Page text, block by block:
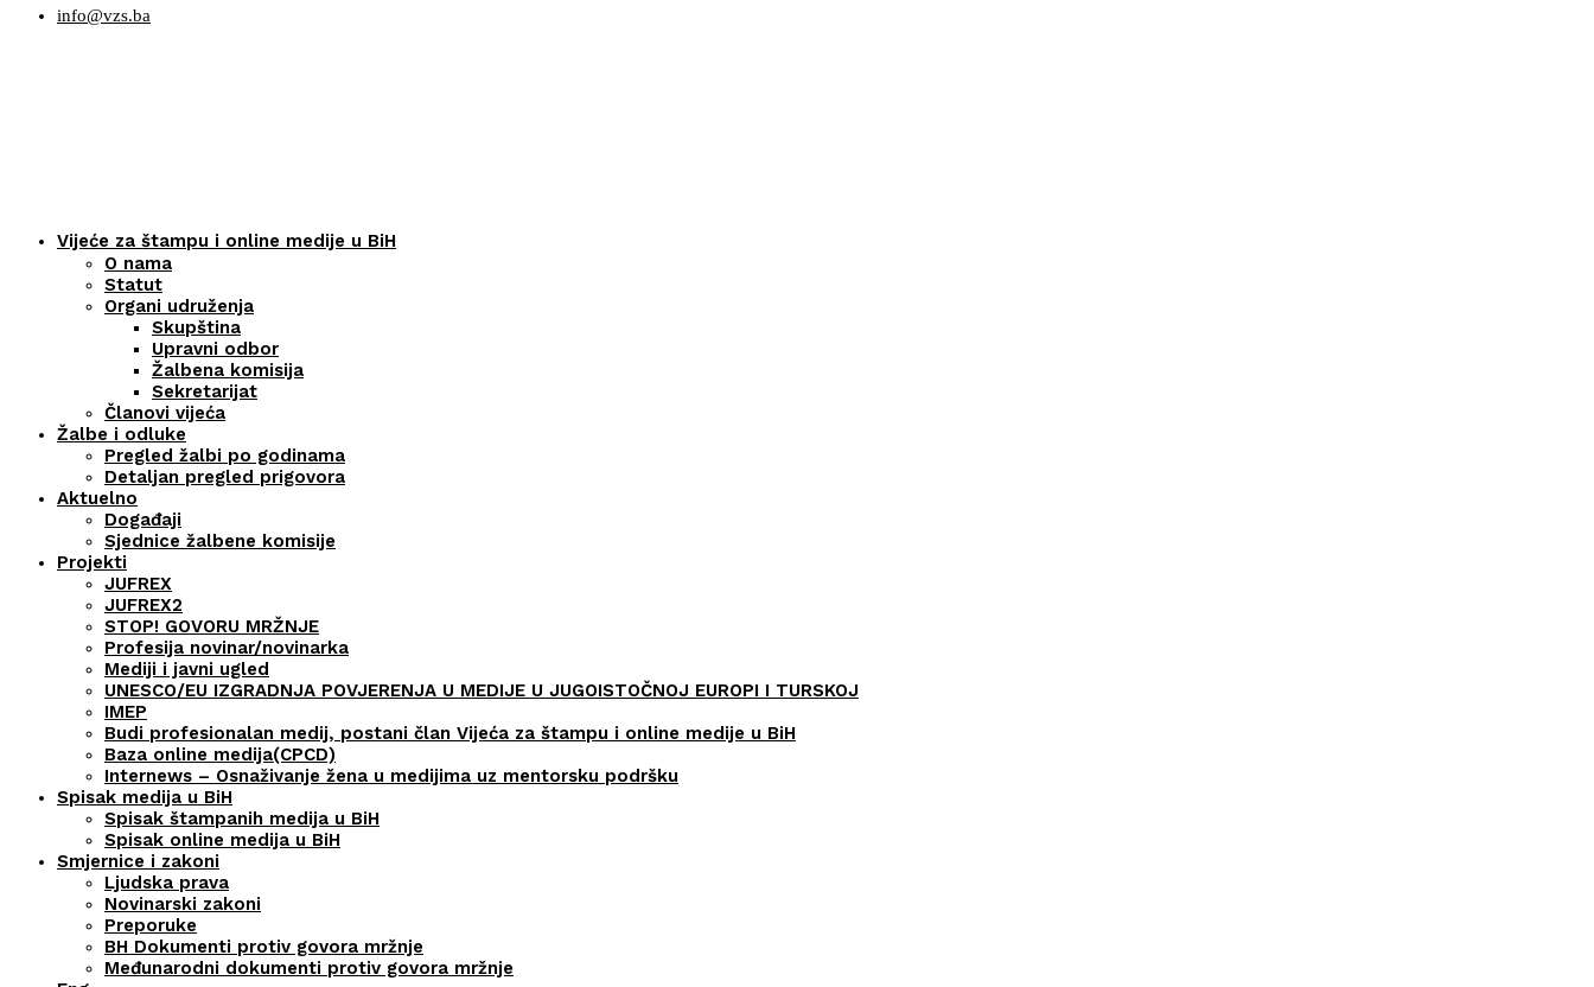
info@vzs.ba
Vijeće za štampu i online medije u BiH
O nama
Statut
Organi udruženja
Skupština
Upravni odbor
Žalbena komisija
Sekretarijat
Članovi vijeća
Žalbe i odluke
Pregled žalbi po godinama
Detaljan pregled prigovora
Aktuelno
Događaji
Sjednice žalbene komisije
Projekti
JUFREX
JUFREX2
STOP! GOVORU MRŽNJE
Profesija novinar/novinarka
Mediji i javni ugled
UNESCO/EU IZGRADNJA POVJERENJA U MEDIJE U JUGOISTOČNOJ EUROPI I TURSKOJ
IMEP
Budi profesionalan medij, postani član Vijeća za štampu i online medije u BiH
Baza online medija(CPCD)
Internews – Osnaživanje žena u medijima uz mentorsku podršku
Spisak medija u BiH
Spisak štampanih medija u BiH
Spisak online medija u BiH
Smjernice i zakoni
Ljudska prava
Novinarski zakoni
Preporuke
BH Dokumenti protiv govora mržnje
Međunarodni dokumenti protiv govora mržnje